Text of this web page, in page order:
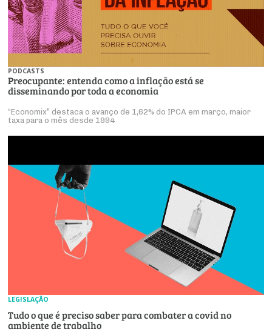
PODCASTS
Preocupante: entenda como a inflação está se
disseminando por toda a economia
“Economix” destaca o avanço de 1,62% do IPCA em março, maior
taxa para o mês desde 1994
LEGISLAÇÃO
Tudo o que é preciso saber para combater a covid no
ambiente de trabalho